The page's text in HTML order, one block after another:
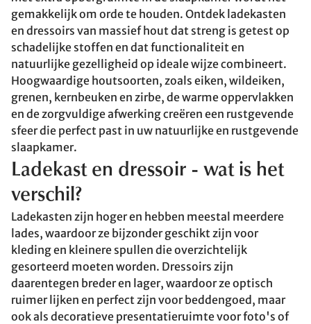
gemakkelijk om orde te houden. Ontdek ladekasten
en dressoirs van massief hout dat streng is getest op
schadelijke stoffen en dat functionaliteit en
natuurlijke gezelligheid op ideale wijze combineert.
Hoogwaardige houtsoorten, zoals eiken, wildeiken,
grenen, kernbeuken en zirbe, de warme oppervlakken
en de zorgvuldige afwerking creëren een rustgevende
sfeer die perfect past in uw natuurlijke en rustgevende
slaapkamer.
Ladekast en dressoir - wat is het
verschil?
Ladekasten zijn hoger en hebben meestal meerdere
lades, waardoor ze bijzonder geschikt zijn voor
kleding en kleinere spullen die overzichtelijk
gesorteerd moeten worden. Dressoirs zijn
daarentegen breder en lager, waardoor ze optisch
ruimer lijken en perfect zijn voor beddengoed, maar
ook als decoratieve presentatieruimte voor foto's of